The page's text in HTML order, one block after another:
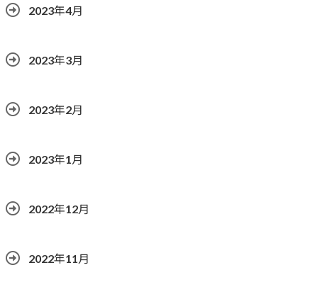
2023年4月
2023年3月
2023年2月
2023年1月
2022年12月
2022年11月